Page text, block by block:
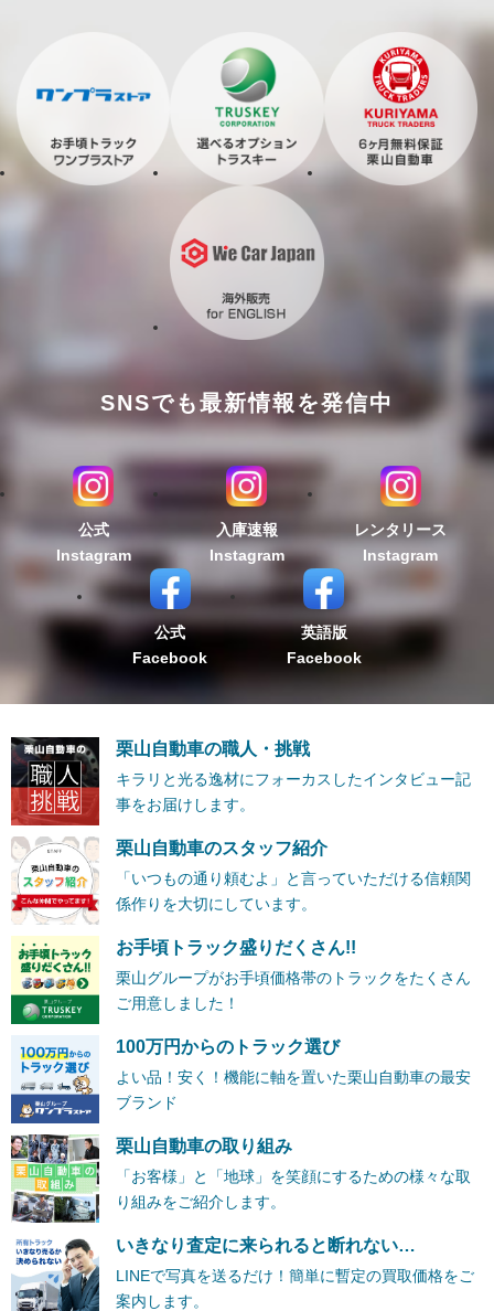
SNSでも最新情報を発信中
公式
Instagram
入庫速報
Instagram
レンタリース
Instagram
公式
Facebook
英語版
Facebook
栗山自動車の職人・挑戦
キラリと光る逸材にフォーカスしたインタビュー記
事をお届けします。
栗山自動車のスタッフ紹介
「いつもの通り頼むよ」と言っていただける信頼関
係作りを大切にしています。
お手頃トラック盛りだくさん!!
栗山グループがお手頃価格帯のトラックをたくさん
ご用意しました！
100万円からのトラック選び
よい品！安く！機能に軸を置いた栗山自動車の最安
ブランド
栗山自動車の取り組み
「お客様」と「地球」を笑顔にするための様々な取
り組みをご紹介します。
いきなり査定に来られると断れない…
LINEで写真を送るだけ！簡単に暫定の買取価格をご
案内します。